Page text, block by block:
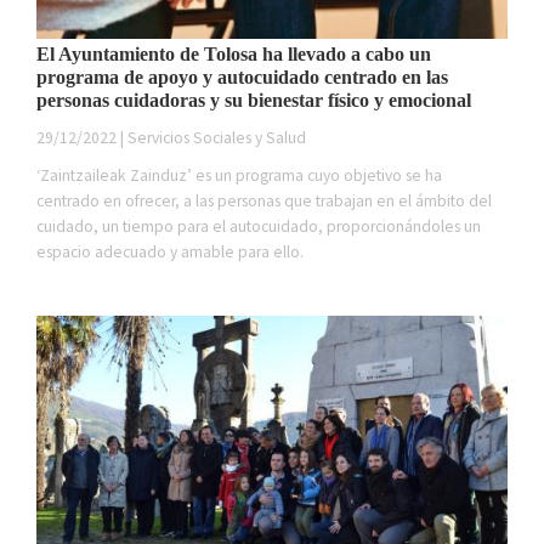
El Ayuntamiento de Tolosa ha llevado a cabo un
programa de apoyo y autocuidado centrado en las
personas cuidadoras y su bienestar físico y emocional
29/12/2022 | Servicios Sociales y Salud
‘Zaintzaileak Zainduz’ es un programa cuyo objetivo se ha
centrado en ofrecer, a las personas que trabajan en el ámbito del
cuidado, un tiempo para el autocuidado, proporcionándoles un
espacio adecuado y amable para ello.